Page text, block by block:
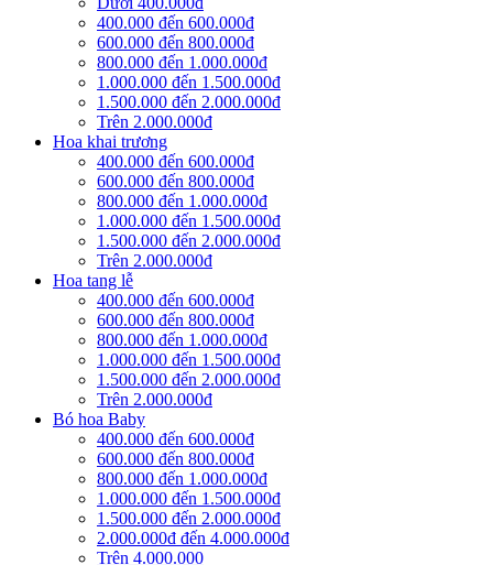
400.000 đến 600.000đ
600.000 đến 800.000đ
800.000 đến 1.000.000đ
1.000.000 đến 1.500.000đ
1.500.000 đến 2.000.000đ
Trên 2.000.000đ
Hoa khai trương
400.000 đến 600.000đ
600.000 đến 800.000đ
800.000 đến 1.000.000đ
1.000.000 đến 1.500.000đ
1.500.000 đến 2.000.000đ
Trên 2.000.000đ
Hoa tang lễ
400.000 đến 600.000đ
600.000 đến 800.000đ
800.000 đến 1.000.000đ
1.000.000 đến 1.500.000đ
1.500.000 đến 2.000.000đ
Trên 2.000.000đ
Bó hoa Baby
400.000 đến 600.000đ
600.000 đến 800.000đ
800.000 đến 1.000.000đ
1.000.000 đến 1.500.000đ
1.500.000 đến 2.000.000đ
2.000.000đ đến 4.000.000đ
Trên 4.000.000